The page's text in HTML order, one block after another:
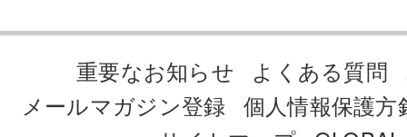
重要なお知らせ よくある質問
メールマガジン登録 個人情報保護方